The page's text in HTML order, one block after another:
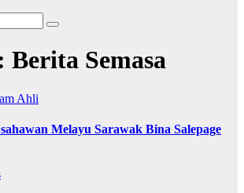
Berita Semasa
Ahli
Melayu Sarawak Bina Salepage